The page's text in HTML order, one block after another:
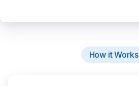
How it Works